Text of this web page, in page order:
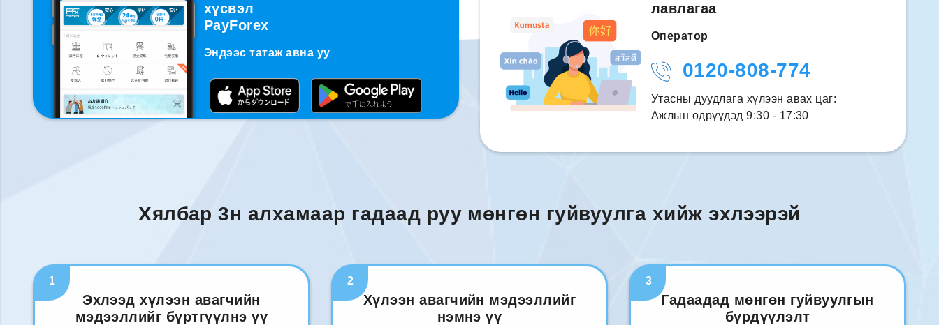
хүсвэл
PayForex
Эндээс татаж авна уу
лавлагаа
Оператор
0120-808-774
Утасны дуудлага хүлээн авах цаг:
Ажлын өдрүүдэд 9:30 - 17:30
Хялбар 3н алхамаар гадаад руу мөнгөн гуйвуулга хийж эхлээрэй
1
Эхлээд хүлээн авагчийн
мэдээллийг бүртгүүлнэ үү
2
Хүлээн авагчийн мэдээллийг
нэмнэ үү
3
Гадаадад мөнгөн гуйвуулгын
бүрдүүлэлт